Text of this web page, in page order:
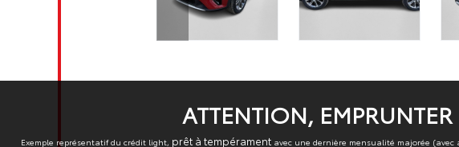
ATTENTION, EMPRUNTER
Exemple représentatif du crédit light, prêt à tempérament avec une dernière mensualité majorée